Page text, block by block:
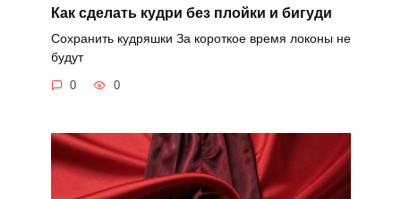
Как сделать кудри без плойки и бигуди
Сохранить кудряшки За короткое время локоны не
будут
0 0